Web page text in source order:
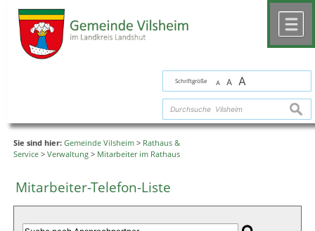
Schriftgröße A A A
Sie sind hier: Gemeinde Vilsheim > Rathaus &
Service > Verwaltung > Mitarbeiter im Rathaus
Mitarbeiter-Telefon-Liste